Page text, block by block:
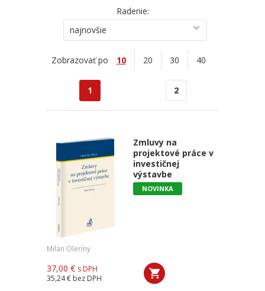
Radenie:
najnovšie
Zobrazovať po 10 20 30 40
1 2
Zmluvy na
projektové práce v
investičnej
výstavbe
NOVINKA
Milan Oleríny
37,00 € s DPH
35,24 € bez DPH